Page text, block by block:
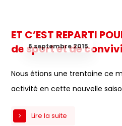
ET C’EST REPARTI
de sport et de
6 septembre 2015
Nous étions une trentaine ce
activité en cette nouvelle
Lire la suite